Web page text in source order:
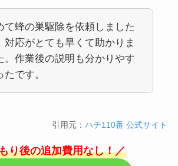
て蜂の巣駆除を依頼しました
対応がとても早くて助かりま
。作業後の説明も分かりやす
たです。
引用元：ハチ110番 公式サイト
り後の追加費用なし！／